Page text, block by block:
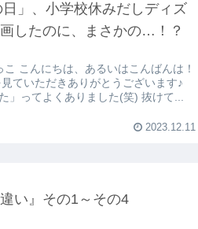
」、小学校休みだしディズ
したのに、まさかの…！？
こんにちは、あるいはこんばんは！
ていただきありがとうございます♪
」ってよくありました(笑) 抜けて...
2023.12.11
い』その1～その4